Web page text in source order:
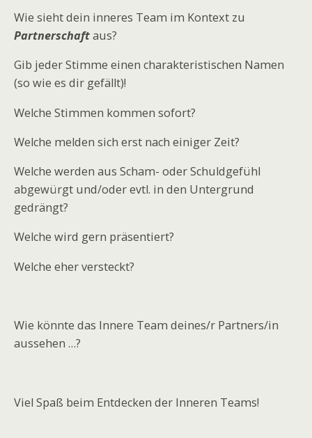
Wie sieht dein inneres Team im Kontext zu
Partnerschaftaus?
Gib jeder Stimme einen charakteristischen Namen
(so wie es dir gefällt)!
Welche Stimmen kommen sofort?
Welche melden sich erst nach einiger Zeit?
Welche werden aus Scham- oder Schuldgefühl
abgewürgt und/oder evtl. in den Untergrund
gedrängt?
Welche wird gern präsentiert?
Welche eher versteckt?
Wie könnte das Innere Team deines/r Partners/in
aussehen …?
Viel Spaß beim Entdecken der Inneren Teams!